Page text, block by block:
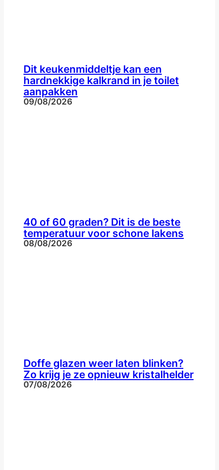
Dit keukenmiddeltje kan een
hardnekkige kalkrand in je toilet
aanpakken
09/08/2026
40 of 60 graden? Dit is de beste
temperatuur voor schone lakens
08/08/2026
Doffe glazen weer laten blinken?
Zo krijg je ze opnieuw kristalhelder
07/08/2026